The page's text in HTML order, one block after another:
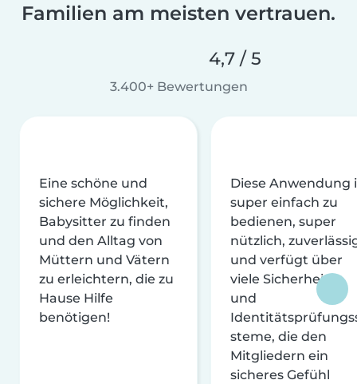
Familien am meisten vertrauen.
4,7 / 5
3.400+ Bewertungen
Eine schöne und
sichere Möglichkeit,
Babysitter zu finden
und den Alltag von
Müttern und Vätern
zu erleichtern, die zu
Hause Hilfe
benötigen!
Diese Anwendung
super einfach zu
bedienen, super
nützlich,
und verfügt über
viele Sicherheits-
und
steme, die den
Mitgliedern ein
sicheres Gefühl